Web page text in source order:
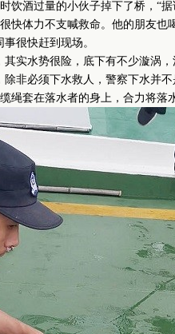
酒过量的小伙子掉下了桥，“据
快体力不支喊救命。他的朋友也
很快赶到现场。
实水势很险，底下有不少漩涡，
非必须下水救人，警察下水并
绳套在落水者的身上，合力将落